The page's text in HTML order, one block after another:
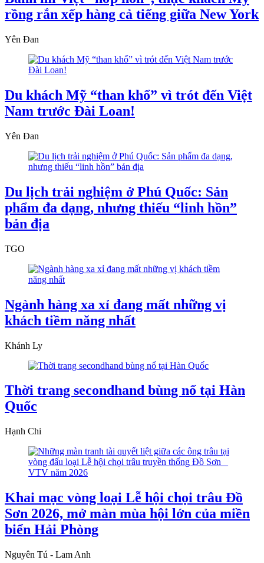
rồng rắn xếp hàng cả tiếng giữa New York
Yên Đan
Du khách Mỹ “than khổ” vì trót đến Việt
Nam trước Đài Loan!
Yên Đan
Du lịch trải nghiệm ở Phú Quốc: Sản
phẩm đa dạng, nhưng thiếu “linh hồn”
bản địa
TGO
Ngành hàng xa xỉ đang mất những vị
khách tiềm năng nhất
Khánh Ly
Thời trang secondhand bùng nổ tại Hàn
Quốc
Hạnh Chi
Khai mạc vòng loại Lễ hội chọi trâu Đồ
Sơn 2026, mở màn mùa hội lớn của miền
biển Hải Phòng
Nguyên Tú - Lam Anh